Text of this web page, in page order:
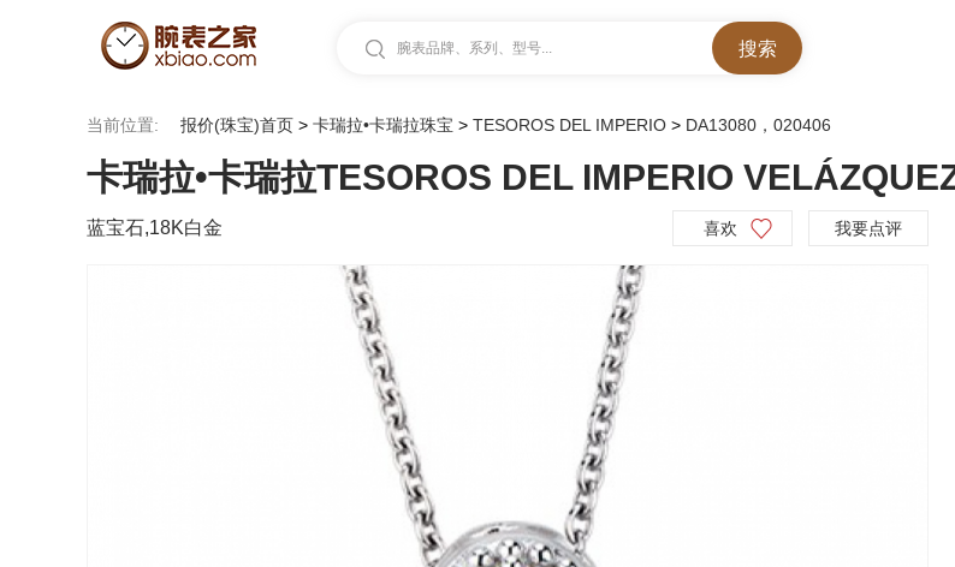
腕表品牌、系列、型号...
当前位置: 报价(珠宝)首页 > 卡瑞拉•卡瑞拉珠宝 > TESOROS DEL IMPERIO > DA13080，020406
卡瑞拉•卡瑞拉TESOROS DEL IMPERIO
蓝宝石,18K白金 喜欢 我要点评